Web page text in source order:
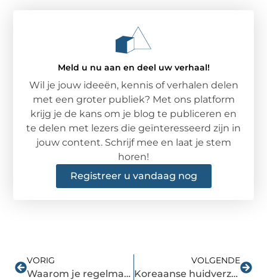
Meld u nu aan en deel uw verhaal!
Wil je jouw ideeën, kennis of verhalen delen
met een groter publiek? Met ons platform
krijg je de kans om je blog te publiceren en
te delen met lezers die geïnteresseerd zijn in
jouw content. Schrijf mee en laat je stem
horen!
Registreer u vandaag nog
VORIG
Waarom je regelmatig last hebt van stroomstoringen
VOLGENDE
Koreaanse huidverzorgingmerk Benton